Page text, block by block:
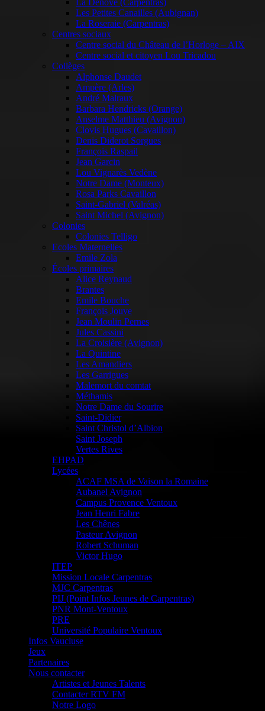
La Denove (Carpentras)
Les Petites Canailles (Aubignan)
La Roseraie (Carpentras)
Centres sociaux
Centre social du Château de l’Horloge – AIX
Centre social et citoyen Lou Tricadou
Collèges
Alphonse Daudet
Ampère (Arles)
André Malraux
Barbara Hendricks (Orange)
Anselme Matthieu (Avignon)
Clovis Hugues (Cavaillon)
Denis Diderot Sorgues
François Raspail
Jean Garcin
Lou Vignarès Vedène
Notre Dame (Monteux)
Rosa Parks Cavaillon
Saint-Gabriel (Valréas)
Saint Michel (Avignon)
Colonies
Colonies Telligo
Ecoles Maternelles
Emile Zola
Écoles primaires
Alice Reynaud
Brantes
Emile Bouche
François Jouve
Jean Moulin Pernes
Jules Cassini
La Croisière (Avignon)
La Quintine
Les Amandiers
Les Garrigues
Malemort du comtat
Méthamis
Notre Dame du Sourire
Saint-Didier
Saint Christol d’Albion
Saint Joseph
Vertes Rives
EHPAD
Lycées
ACAF MSA de Vaison la Romaine
Aubanel Avignon
Campus Provence Ventoux
Jean Henri Fabre
Les Chênes
Pasteur Avignon
Robert Schuman
Victor Hugo
ITEP
Mission Locale Carpentras
MJC Carpentras
PIJ (Point Infos Jeunes de Carpentras)
PNR Mont-Ventoux
PRE
Université Populaire Ventoux
Infos Vaucluse
Jeux
Partenaires
Nous contacter
Artistes et Jeunes Talents
Contacter RTV FM
Notre Logo